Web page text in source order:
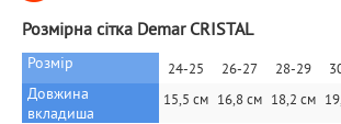
Розмірна сітка Demar CRISTAL
Розмір 24-25 26-27 28-29
Довжина
вкладиша
15,5 см 16,8 см 18,2 см